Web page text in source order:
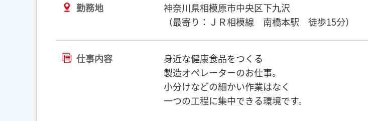
勤務地
神奈川県相模原市中央区下九沢
（最寄り：ＪＲ相模線 南橋本駅 徒歩15分）
仕事内容
身近な健康食品をつくる
製造オペレーターのお仕事。
小分けなどの細かい作業はなく
一つの工程に集中できる環境です。